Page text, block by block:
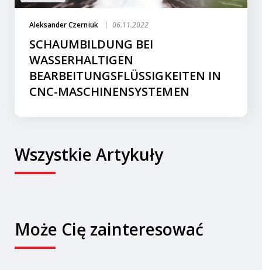
Aleksander Czerniuk 06.11.2022
SCHAUMBILDUNG BEI
WASSERHALTIGEN
BEARBEITUNGSFLÜSSIGKEITEN IN
CNC-MASCHINENSYSTEMEN
Wszystkie Artykuły
Może Cię zainteresować